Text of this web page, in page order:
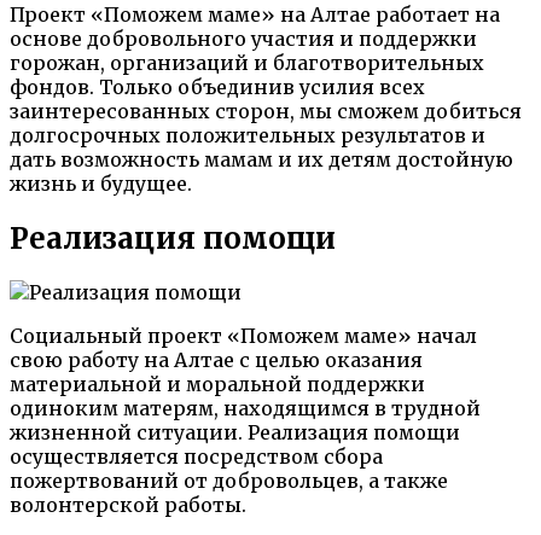
Проект «Поможем маме» на Алтае работает на
основе добровольного участия и поддержки
горожан, организаций и благотворительных
фондов. Только объединив усилия всех
заинтересованных сторон, мы сможем добиться
долгосрочных положительных результатов и
дать возможность мамам и их детям достойную
жизнь и будущее.
Реализация помощи
Социальный проект «Поможем маме» начал
свою работу на Алтае с целью оказания
материальной и моральной поддержки
одиноким матерям, находящимся в трудной
жизненной ситуации. Реализация помощи
осуществляется посредством сбора
пожертвований от добровольцев, а также
волонтерской работы.